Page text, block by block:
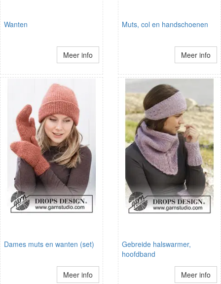
Wanten
Meer info
Muts, col en handschoenen
Meer info
Dames muts en wanten (set)
Meer info
Gebreide halswarmer,
hoofdband
Meer info